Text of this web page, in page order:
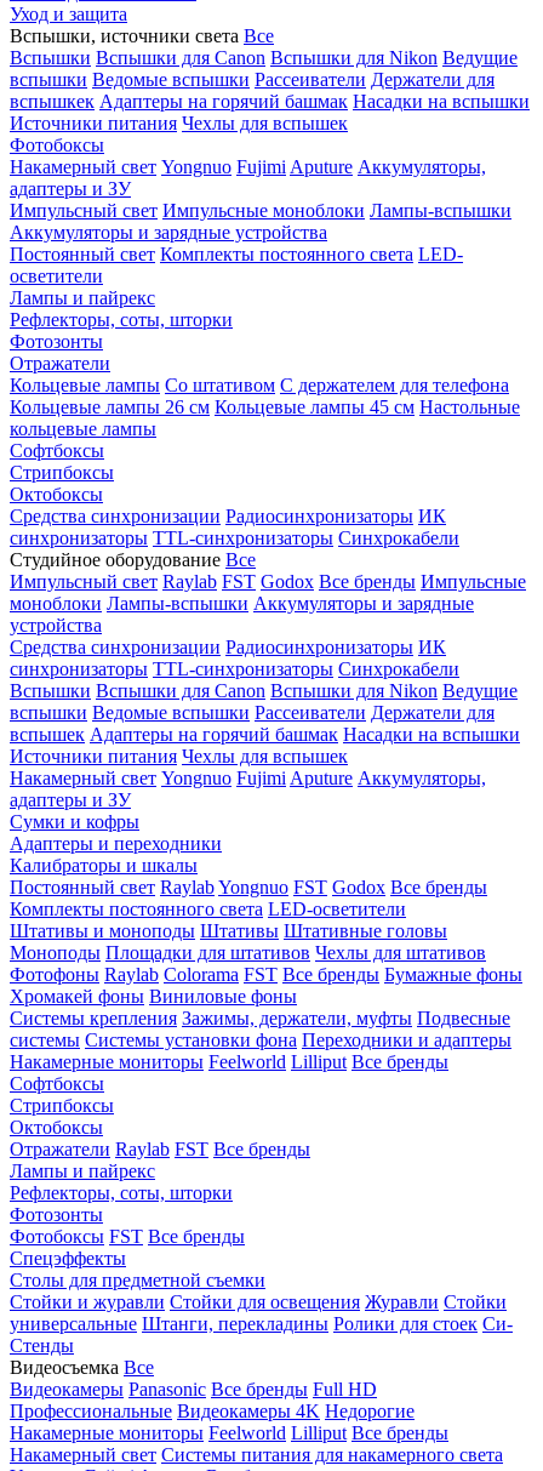
Уход и защита
Вспышки, источники света Все
Вспышки Вспышки для Canon Вспышки для Nikon Ведущие
вспышки Ведомые вспышки Рассеиватели Держатели для
вспышкек Адаптеры на горячий башмак Насадки на вспышки
Источники питания Чехлы для вспышек
Фотобоксы
Накамерный свет Yongnuo Fujimi Aputure Аккумуляторы,
адаптеры и ЗУ
Импульсный свет Импульсные моноблоки Лампы-вспышки
Аккумуляторы и зарядные устройства
Постоянный свет Комплекты постоянного света LED-
осветители
Лампы и пайрекс
Рефлекторы, соты, шторки
Фотозонты
Отражатели
Кольцевые лампы Со штативом С держателем для телефона
Кольцевые лампы 26 см Кольцевые лампы 45 см Настольные
кольцевые лампы
Софтбоксы
Стрипбоксы
Октобоксы
Средства синхронизации Радиосинхронизаторы ИК
синхронизаторы TTL-синхронизаторы Синхрокабели
Студийное оборудование Все
Импульсный свет Raylab FST Godox Все бренды Импульсные
моноблоки Лампы-вспышки Аккумуляторы и зарядные
устройства
Средства синхронизации Радиосинхронизаторы ИК
синхронизаторы TTL-синхронизаторы Синхрокабели
Вспышки Вспышки для Canon Вспышки для Nikon Ведущие
вспышки Ведомые вспышки Рассеиватели Держатели для
вспышек Адаптеры на горячий башмак Насадки на вспышки
Источники питания Чехлы для вспышек
Накамерный свет Yongnuo Fujimi Aputure Аккумуляторы,
адаптеры и ЗУ
Сумки и кофры
Адаптеры и переходники
Калибраторы и шкалы
Постоянный свет RaylabYongnuo FST Godox Все бренды
Комплекты постоянного света LED-осветители
Штативы и моноподы Штативы Штативные головы
Моноподы Площадки для штативов Чехлы для штативов
Фотофоны Raylab Colorama FST Все бренды Бумажные фоны
Хромакей фоны Виниловые фоны
Системы крепления Зажимы, держатели, муфты Подвесные
системы Системы установки фона Переходники и адаптеры
Накамерные мониторы Feelworld Lilliput Все бренды
Софтбоксы
Стрипбоксы
Октобоксы
Отражатели Raylab FST Все бренды
Лампы и пайрекс
Рефлекторы, соты, шторки
Фотозонты
Фотобоксы FST Все бренды
Спецэффекты
Столы для предметной съемки
Стойки и журавли Стойки для освещения Журавли Стойки
универсальные Штанги, перекладины Ролики для стоек Си-
Стенды
Видеосъемка Все
Видеокамеры Panasonic Все бренды Full HD
Профессиональные Видеокамеры 4K Недорогие
Накамерные мониторы Feelworld Lilliput Все бренды
Накамерный свет Системы питания для накамерного света